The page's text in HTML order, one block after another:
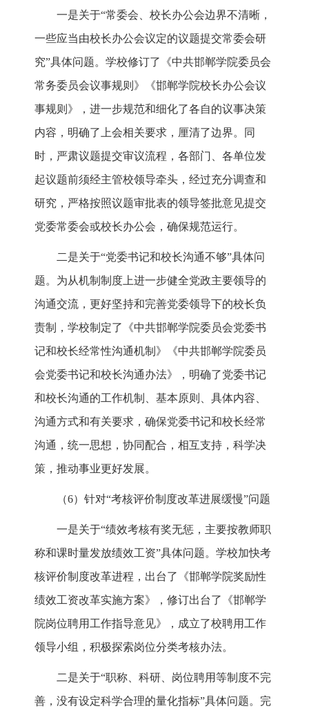
一是关于“常委会、校长办公会边界不清晰，
一些应当由校长办公会议定的议题提交常委会研
究”具体问题。学校修订了《中共邯郸学院委员会
常务委员会议事规则》《邯郸学院校长办公会议
事规则》，进一步规范和细化了各自的议事决策
内容，明确了上会相关要求，厘清了边界。同
时，严肃议题提交审议流程，各部门、各单位发
起议题前须经主管校领导牵头，经过充分调查和
研究，严格按照议题审批表的领导签批意见提交
党委常委会或校长办公会，确保规范运行。
二是关于“党委书记和校长沟通不够”具体问
题。为从机制制度上进一步健全党政主要领导的
沟通交流，更好坚持和完善党委领导下的校长负
责制，学校制定了《中共邯郸学院委员会党委书
记和校长经常性沟通机制》《中共邯郸学院委员
会党委书记和校长沟通办法》，明确了党委书记
和校长沟通的工作机制、基本原则、具体内容、
沟通方式和有关要求，确保党委书记和校长经常
沟通，统一思想，协同配合，相互支持，科学决
策，推动事业更好发展。
（6）针对“考核评价制度改革进展缓慢”问题
一是关于“绩效考核有奖无惩，主要按教师职
称和课时量发放绩效工资”具体问题。学校加快考
核评价制度改革进程，出台了《邯郸学院奖励性
绩效工资改革实施方案》，修订出台了《邯郸学
院岗位聘用工作指导意见》，成立了校聘用工作
领导小组，积极探索岗位分类考核办法。
二是关于“职称、科研、岗位聘用等制度不完
善，没有设定科学合理的量化指标”具体问题。完